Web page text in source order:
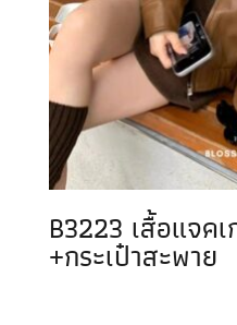
B3223 เสื้อแจค
+กระเป๋าสะพาย